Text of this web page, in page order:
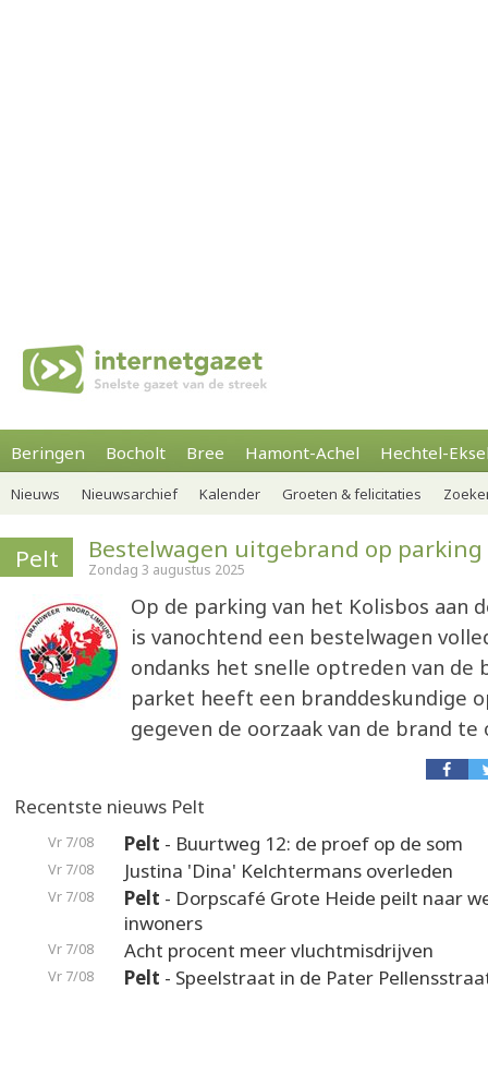
Beringen Bocholt Bree Hamont-Achel Hechtel-
Nieuws Nieuwsarchief Kalender Groeten & felicitaties
Pelt Bestelwagen uitgebrand op parking
Zondag 3 augustus 2025
Op de parking van het Kolisbos aan
is vanochtend een bestelwagen
ondanks het snelle optreden van de
parket heeft een branddeskundige
gegeven de oorzaak van de brand te
Recentste nieuws Pelt
Vr 7/08 Pelt - Buurtweg 12: de proef op de som
Vr 7/08 Justina 'Dina' Kelchtermans overleden
Vr 7/08 Pelt - Dorpscafé Grote Heide peilt naar
inwoners
Vr 7/08 Acht procent meer vluchtmisdrijven
Vr 7/08 Pelt - Speelstraat in de Pater